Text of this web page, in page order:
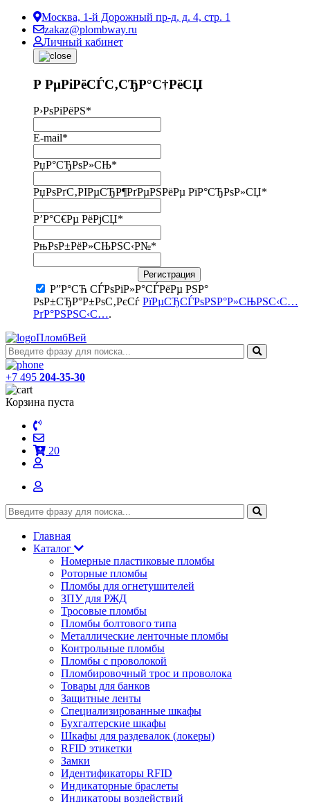
Москва, 1-й Дорожный пр-д, д. 4, стр. 1
zakaz@plombway.ru
Личный кабинет
Р РµРіРёСЃС‚СЂР°С†РёСЏ
Р›РѕРіРёРЅ*
E-mail*
РџР°СЂРѕР»СЊ*
РџРѕРґС‚РІРµСЂР¶РґРµРЅРёРµ РїР°СЂРѕР»СЏ*
Р’Р°С€Рµ РёРјСЏ*
РњРѕР±РёР»СЊРЅС‹Р№*
Регистрация
Р”Р°СЋ СЃРѕРіР»Р°СЃРёРµ РЅР°
РѕР±СЂР°Р±РѕС‚РєСѓ РїРµСЂСЃРѕРЅР°Р»СЊРЅС‹С…
РґР°РЅРЅС‹С….
ПломбВей
+7 495 204-35-30
Корзина пуста
20
Главная
Каталог
Номерные пластиковые пломбы
Роторные пломбы
Пломбы для огнетушителей
ЗПУ для РЖД
Тросовые пломбы
Пломбы болтового типа
Металлические ленточные пломбы
Контрольные пломбы
Пломбы с проволокой
Пломбировочный трос и проволока
Товары для банков
Защитные ленты
Cпециализированные шкафы
Бухгалтерские шкафы
Шкафы для раздевалок (локеры)
RFID этикетки
Замки
Идентификаторы RFID
Индикаторные браслеты
Индикаторы воздействий